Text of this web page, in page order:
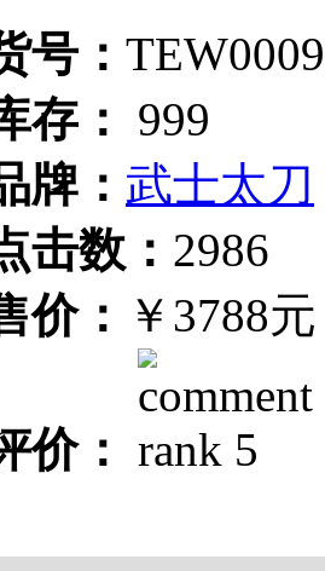
号：
存：
999
牌： 武士太刀
击数： 2986
价： ￥3788元
价：